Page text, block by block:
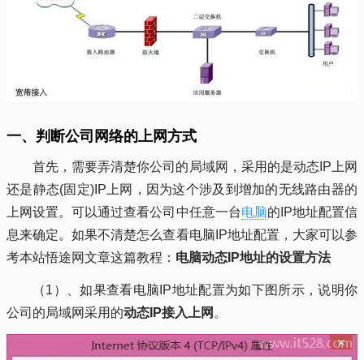
一、判断公司网络的上网方式
首先，需要弄清楚你公司的局域网，采用的是动态IP上网
还是静态(固定)IP上网，因为这个涉及到增加的无线路由器的
上网设置。可以通过查看公司中任意一台电脑的IP地址配置信
息来确定。如果不清楚怎么查看电脑IP地址配置，大家可以参
考本站悟途网文章这篇教程： 电脑动态IP地址的设置方法
（1）、如果查看电脑IP地址配置为如下图所示，说明你
公司的局域网采用的动态IP接入上网 。